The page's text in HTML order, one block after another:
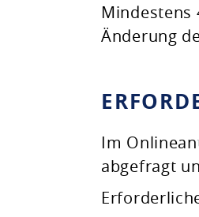
Mindestens
Änderung
Im
abgefragt